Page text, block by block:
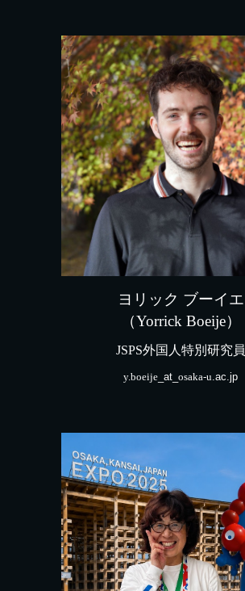
ヨリック ブーイエ
（Yorrick Boeije）
JSPS外国人特別研究員
y.boeije _at_ osaka-u.ac.jp